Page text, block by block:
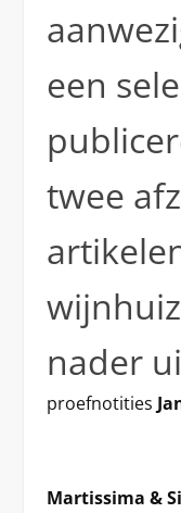
een
twee
nader
proefnotities
Martissima &